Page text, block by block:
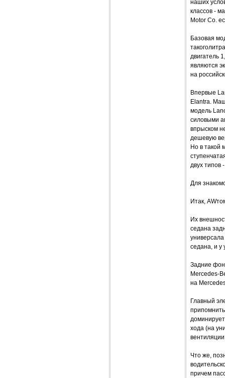
наших
классов -
Motor Co.
Базовая
двигатель
являются
на
Впервые
Elantra.
модель
силовыми
впрыском
дешевую
Но в такой
двух типов
Для
Итак,
Их
седана
универсала
седана, и у
Задние
Mercedes-
на
Главный
хода (на
Что же,
причем